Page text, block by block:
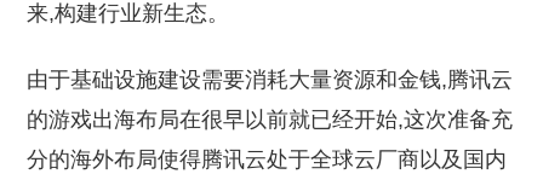
来,构建行业新生态。
由于基础设施建设需要消耗大量资源和金钱,腾讯云
的游戏出海布局在很早以前就已经开始,这次准备充
分的海外布局使得腾讯云处于全球云厂商以及国内